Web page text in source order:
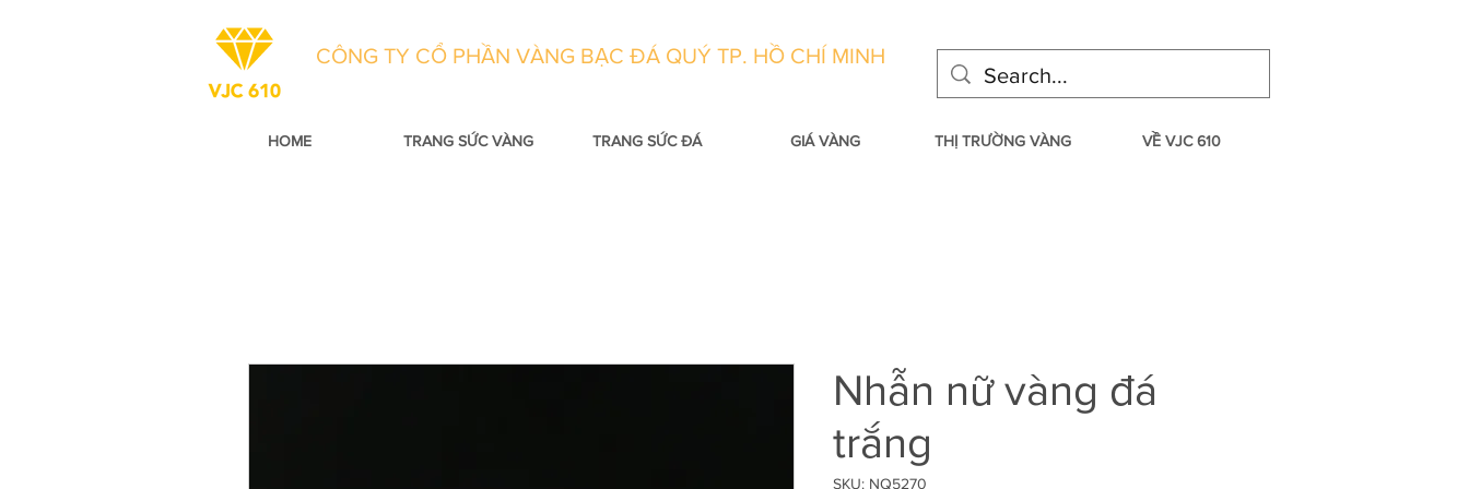
CÔNG TY CỔ PHẦN VÀNG BẠC ĐÁ QUÝ TP. HỒ CHÍ MINH
HOME TRANG SỨC VÀNG TRANG SỨC ĐÁ GIÁ VÀNG THỊ TRƯỜNG VÀNG VỀ VJC 610
Nhẫn nữ vàng đá
trắng
SKU: NQ5270